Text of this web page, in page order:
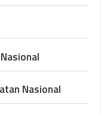
Nasional